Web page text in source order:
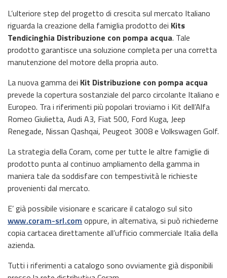
L’ulteriore step del progetto di crescita sul mercato Italiano
riguarda la creazione della famiglia prodotto dei Kits
Tendicinghia Distribuzione con pompa acqua. Tale
prodotto garantisce una soluzione completa per una corretta
manutenzione del motore della propria auto.
La nuova gamma dei Kit Distribuzione con pompa acqua
prevede la copertura sostanziale del parco circolante Italiano e
Europeo. Tra i riferimenti più popolari troviamo i Kit dell’Alfa
Romeo Giulietta, Audi A3, Fiat 500, Ford Kuga, Jeep
Renegade, Nissan Qashqai, Peugeot 3008 e Volkswagen Golf.
La strategia della Coram, come per tutte le altre famiglie di
prodotto punta al continuo ampliamento della gamma in
maniera tale da soddisfare con tempestività le richieste
provenienti dal mercato.
E’ già possibile visionare e scaricare il catalogo sul sito
www.coram-srl.com oppure, in alternativa, si può richiederne
copia cartacea direttamente all’ufficio commerciale Italia della
azienda.
Tutti i riferimenti a catalogo sono ovviamente già disponibili